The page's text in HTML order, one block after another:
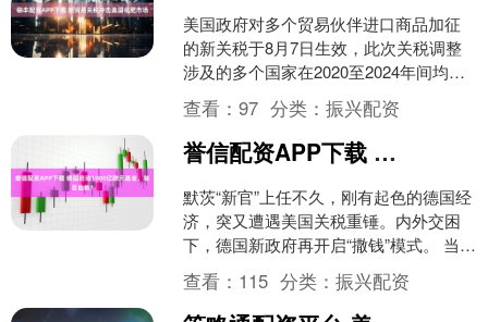
美国政府对多个贸易伙伴进口商品加征
的新关税于8月7日生效，此次关税调整
涉及的多个国家在2020至2024年间均位
列美国化肥进口来源国前列。据标准普
尔全球近日发布....
查看：97 分类：振兴配资
誉信配资APP下载 德国启动1000亿欧元基金，能否自救？
默茨“新官”上任不久，刚有起色的德国经
济，突又遭遇美国关税重锤。内外交困
下，德国新政府再开启“撒钱”模式。 当地
时间8月6日，据媒体报道，德国正准备
启动一项10....
查看： 115 分类：振兴配资